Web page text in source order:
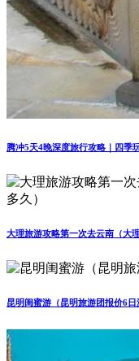
腾冲5天4晚深度旅行攻略｜四季
大理旅游攻略第一次去云南（大
昆明闺蜜游（昆明旅游团报价6日